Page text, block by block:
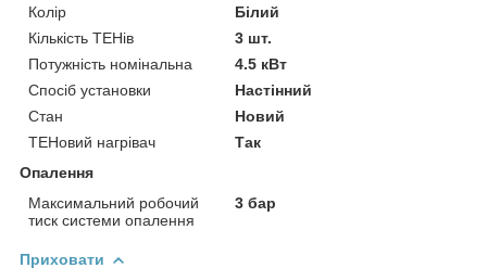
Колір
Білий
Кількість ТЕНів
3 шт.
Потужність номінальна
4.5 кВт
Спосіб установки
Настінний
Стан
Новий
ТЕНовий нагрівач
Так
Опалення
Максимальний робочий
тиск системи опалення
3 бар
Приховати